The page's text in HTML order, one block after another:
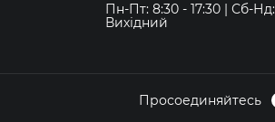
Пн-Пт: 8:30 - 17:30 | Сб-Нд:
Вихідний
Просоединяйтесь